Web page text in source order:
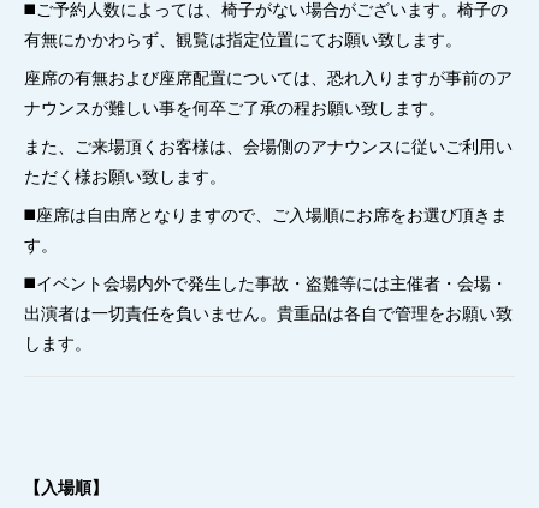
◼️ご予約人数によっては、椅子がない場合がございます。椅子の
有無にかかわらず、観覧は指定位置にてお願い致します。
座席の有無および座席配置については、恐れ入りますが事前のア
ナウンスが難しい事を何卒ご了承の程お願い致します。
また、ご来場頂くお客様は、会場側のアナウンスに従いご利用い
ただく様お願い致します。
◼️座席は自由席となりますので、ご入場順にお席をお選び頂きま
す。
◼️イベント会場内外で発生した事故・盗難等には主催者・会場・
出演者は一切責任を負いません。貴重品は各自で管理をお願い致
します。
【入場順】